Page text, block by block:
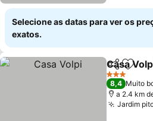
Selecione as datas para ver os
exatos.
Partilhar
Casa
3 Estrelas
8,4 Muito
a 2.4 km
Jardim